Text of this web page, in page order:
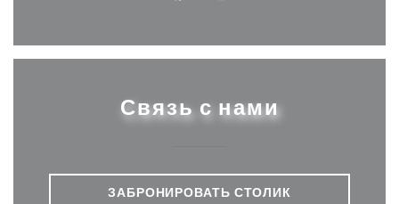
Facebook ((открывается в
Instagram
Связь с нами
ЗАБРОНИРОВАТЬ СТОЛИК